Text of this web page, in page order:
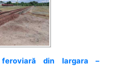
feroviară din Iargara –